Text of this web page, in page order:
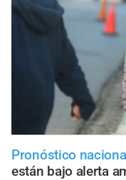
Pronóstico
están bajo alerta